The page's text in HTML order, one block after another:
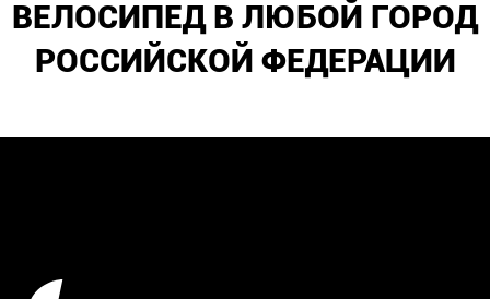
ВЕЛОСИПЕД В ЛЮБОЙ ГОРОД
РОССИЙСКОЙ ФЕДЕРАЦИИ